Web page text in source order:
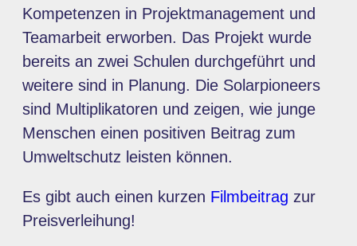
Kompetenzen in Projektmanagement und
Teamarbeit erworben. Das Projekt wurde
bereits an zwei Schulen durchgeführt und
weitere sind in Planung. Die Solarpioneers
sind Multiplikatoren und zeigen, wie junge
Menschen einen positiven Beitrag zum
Umweltschutz leisten können.
Es gibt auch einen kurzen Filmbeitrag zur
Preisverleihung!